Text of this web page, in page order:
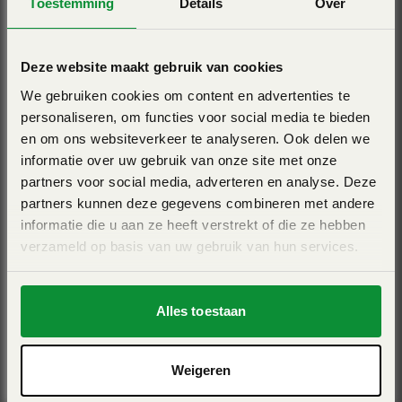
Toestemming Details Over
Deze website maakt gebruik van cookies
We gebruiken cookies om content en advertenties te
personaliseren, om functies voor social media te bieden
en om ons websiteverkeer te analyseren. Ook delen we
informatie over uw gebruik van onze site met onze
partners voor social media, adverteren en analyse. Deze
partners kunnen deze gegevens combineren met andere
informatie die u aan ze heeft verstrekt of die ze hebben
verzameld op basis van uw gebruik van hun services.
Alles toestaan
Weigeren
veerbelaste arm ook voor totale veiligheid. Het is niet
passen.
Betrouwbare transmissie en aandrijfbak
De krachtoverbrenging naar de tanden wordt gewaarborgd
door tandwielen. De meeste modellen zijn uitgerust met
Dublex versnellingsbakken met verwisselbare tandwielen
waardoor het mogelijk is om de rotorsnelheid te wijzigen.
De totale aandrijving wordt beschermd door een
Werkbreedte 8,05m - robuust
KUHN HR 6040 RCS
Werkbreedte 5,96m - robuust